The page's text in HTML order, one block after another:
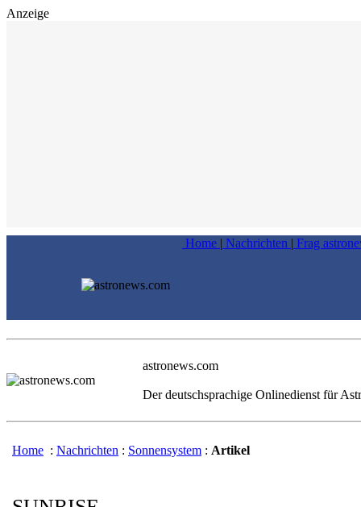
Anzeige
Home | Nachrichten | Frag
astronews.com
Der deutschsprachige Onlinedienst für
Home : Nachrichten : Sonnensystem : Artikel